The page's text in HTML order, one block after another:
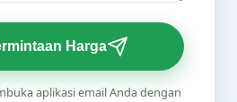
Harga
aplikasi email Anda dengan